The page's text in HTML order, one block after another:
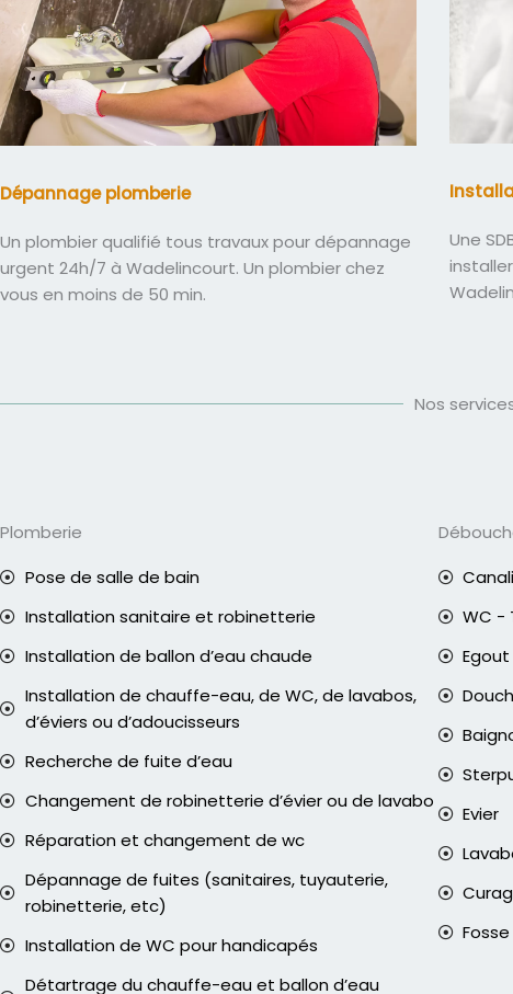
Dépannage plomberie
Un plombier qualifié tous travaux pour dépannage
urgent 24h/7 à Wadelincourt. Un plombier chez
vous en moins de 50 min.
Une
Nos
Plomberie
Pose de salle de bain
Installation sanitaire et robinetterie
Installation de ballon d’eau chaude
Installation de chauffe-eau, de WC, de lavabos,
d’éviers ou d’adoucisseurs
Recherche de fuite d’eau
Changement de robinetterie d’évier ou de lavabo
Réparation et changement de wc
Dépannage de fuites (sanitaires, tuyauterie,
robinetterie, etc)
Installation de WC pour handicapés
Détartrage du chauffe-eau et ballon d’eau
WC -
Egout
Evier